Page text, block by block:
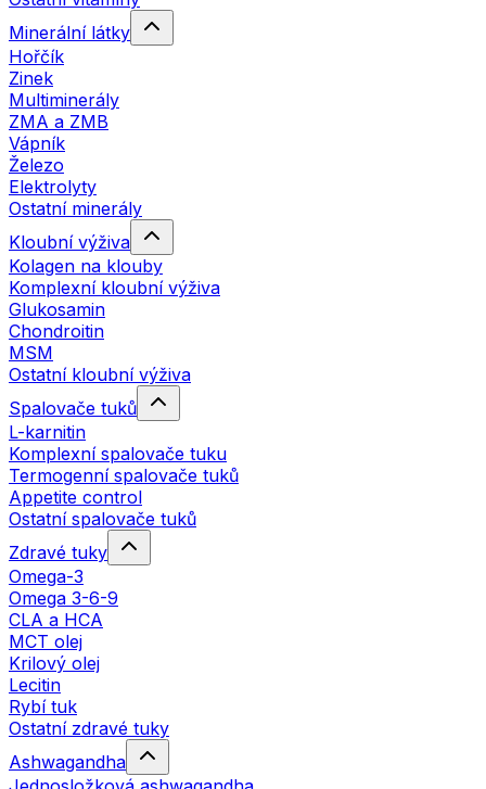
Minerální látky
Hořčík
Zinek
Multiminerály
ZMA a ZMB
Vápník
Železo
Elektrolyty
Ostatní minerály
Kloubní výživa
Kolagen na klouby
Komplexní kloubní výživa
Glukosamin
Chondroitin
MSM
Ostatní kloubní výživa
Spalovače tuků
L-karnitin
Komplexní spalovače tuku
Termogenní spalovače tuků
Appetite control
Ostatní spalovače tuků
Zdravé tuky
Omega-3
Omega 3-6-9
CLA a HCA
MCT olej
Krilový olej
Lecitin
Rybí tuk
Ostatní zdravé tuky
Ashwagandha